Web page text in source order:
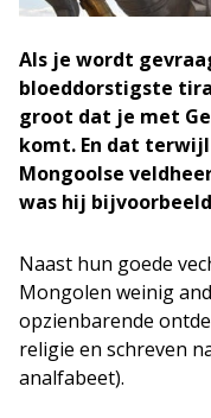
Als je wordt
bloeddorstigste
groot dat je met
komt. En dat
Mongoolse
was hij
Naast hun goede
Mongolen weinig
opzienbarende
religie en schreven
analfabeet).